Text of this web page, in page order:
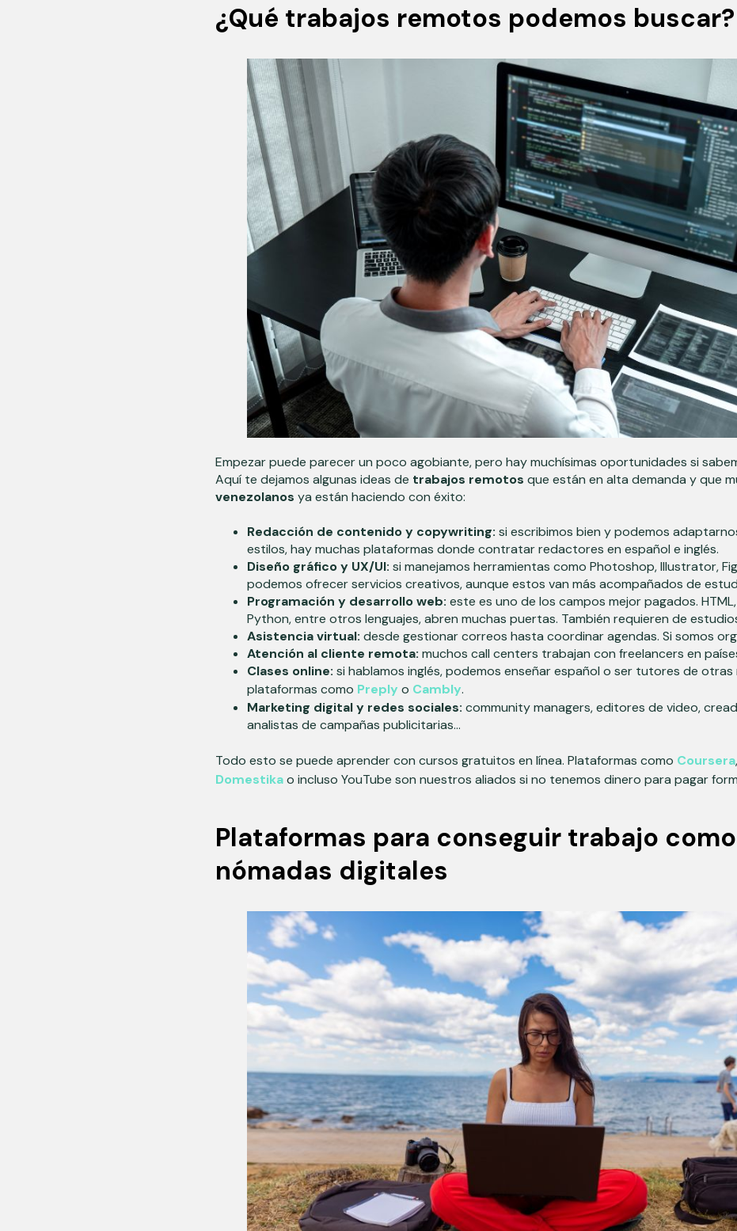
¿Qué trabajos remotos podemos buscar?
Empezar puede parecer un poco agobiante, pero hay muchísimas oportunidades si
Aquí te dejamos algunas ideas de trabajos remotos que están en alta demanda y que
venezolanos ya están haciendo con éxito:
Redacción de contenido y copywriting: si escribimos bien y podemos
estilos, hay muchas plataformas donde contratar redactores en español e inglés.
Diseño gráfico y UX/UI: si manejamos herramientas como Photoshop, Illustrator,
podemos ofrecer servicios creativos, aunque estos van más acompañados de
Programación y desarrollo web: este es uno de los campos mejor pagados.
Python, entre otros lenguajes, abren muchas puertas. También requieren de
Asistencia virtual: desde gestionar correos hasta coordinar agendas. Si somos
Atención al cliente remota: muchos call centers trabajan con freelancers en
Clases online: si hablamos inglés, podemos enseñar español o ser tutores de otras
plataformas como Preply o Cambly.
Marketing digital y redes sociales: community managers, editores de video,
analistas de campañas publicitarias…
Todo esto se puede aprender con cursos gratuitos en línea. Plataformas como Coursera
Domestikao incluso YouTube son nuestros aliados si no tenemos dinero para pagar
Plataformas para conseguir trabajo como
nómadas digitales